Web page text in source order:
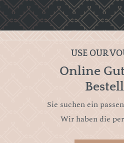
USE OUR
Online
Sie suchen ein
Wir haben die